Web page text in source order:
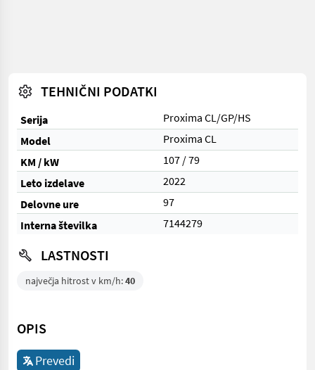
TEHNIČNI PODATKI
Serija
Proxima CL/GP/HS
Model
Proxima CL
KM / kW
107 / 79
Leto izdelave
2022
Delovne ure
97
Interna številka
7144279
LASTNOSTI
največja hitrost v km/h:40
OPIS
Prevedi